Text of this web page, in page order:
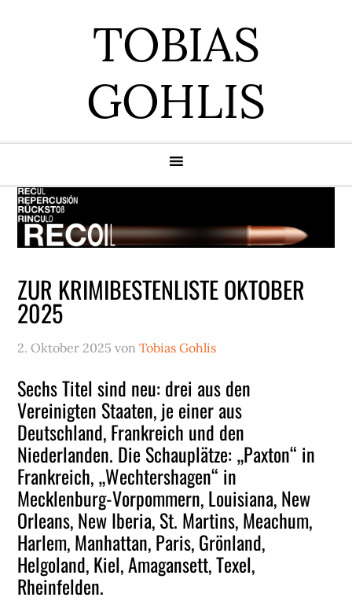
TOBIAS
GOHLIS
ZUR KRIMIBESTENLISTE OKTOBER
2025
2. Oktober 2025 vonTobias Gohlis
Sechs Titel sind neu: drei aus den
Vereinigten Staaten, je einer aus
Deutschland, Frankreich und den
Niederlanden. Die Schauplätze: „Paxton“ in
Frankreich, „Wechtershagen“ in
Mecklenburg-Vorpommern, Louisiana, New
Orleans, New Iberia, St. Martins, Meachum,
Harlem, Manhattan, Paris, Grönland,
Helgoland, Kiel, Amagansett, Texel,
Rheinfelden.